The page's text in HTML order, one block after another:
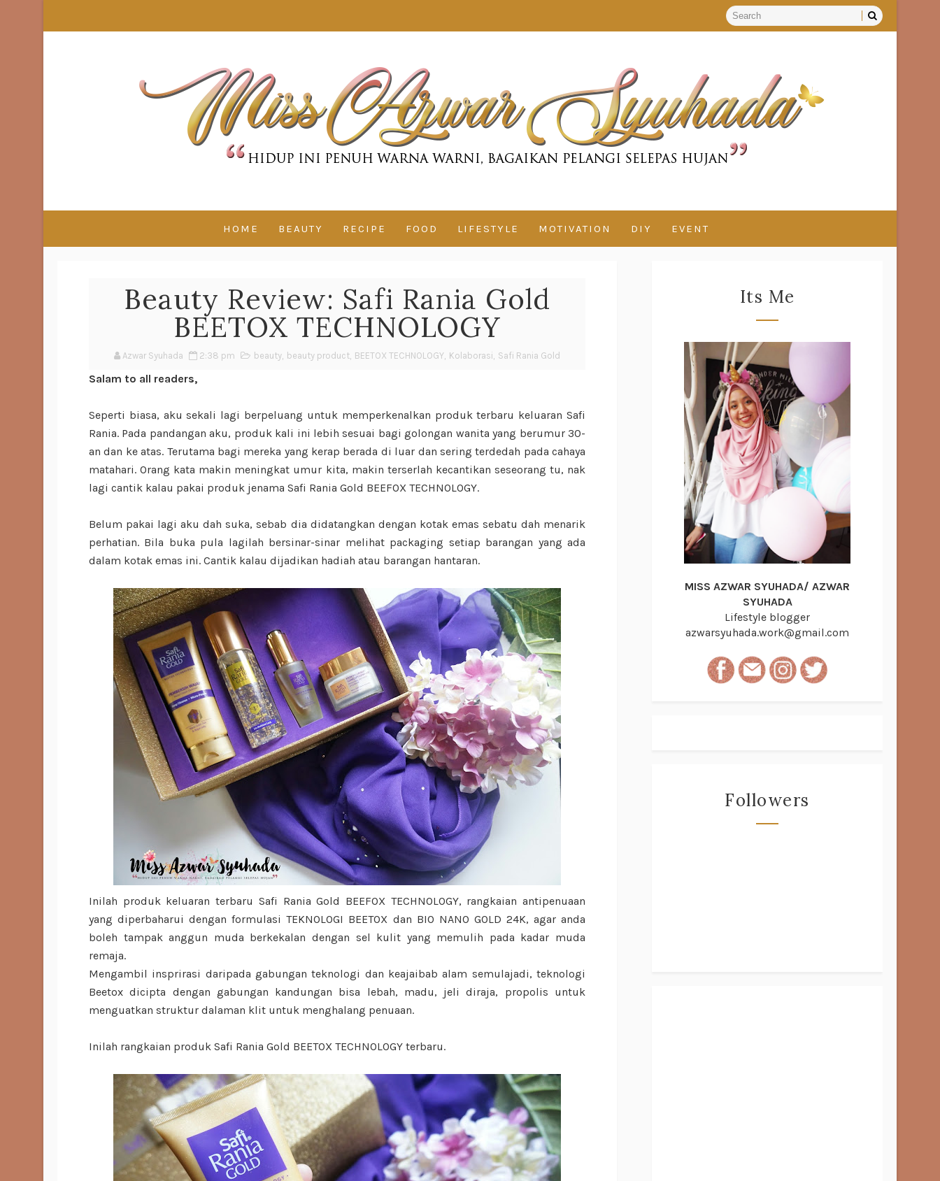
HOME BEAUTY RECIPE FOOD LIFESTYLE MOTIVATION DIY EVENT
Beauty Review: Safi Rania Gold
BEETOX TECHNOLOGY
Azwar Syuhada 2:38 pm beauty, beauty product, BEETOX TECHNOLOGY, Kolaborasi, Safi Rania Gold
Salam to all readers,
Seperti biasa, aku sekali lagi berpeluang untuk memperkenalkan produk terbaru keluaran Safi
Rania. Pada pandangan aku, produk kali ini lebih sesuai bagi golongan wanita yang berumur 30-
an dan ke atas. Terutama bagi mereka yang kerap berada di luar dan sering terdedah pada cahaya
matahari. Orang kata makin meningkat umur kita, makin terserlah kecantikan seseorang tu, nak
lagi cantik kalau pakai produk jenama Safi Rania Gold BEEFOX TECHNOLOGY.
Belum pakai lagi aku dah suka, sebab dia didatangkan dengan kotak emas sebatu dah menarik
perhatian. Bila buka pula lagilah bersinar-sinar melihat packaging setiap barangan yang ada
dalam kotak emas ini. Cantik kalau dijadikan hadiah atau barangan hantaran.
Inilah produk keluaran terbaru Safi Rania Gold BEEFOX TECHNOLOGY, rangkaian antipenuaan
yang diperbaharui dengan formulasi TEKNOLOGI BEETOX dan BIO NANO GOLD 24K, agar anda
boleh tampak anggun muda berkekalan dengan sel kulit yang memulih pada kadar muda
remaja.
Mengambil insprirasi daripada gabungan teknologi dan keajaibab alam semulajadi, teknologi
Beetox dicipta dengan gabungan kandungan bisa lebah, madu, jeli diraja, propolis untuk
menguatkan struktur dalaman klit untuk menghalang penuaan.
Inilah rangkaian produk Safi Rania Gold BEETOX TECHNOLOGY terbaru.
Its Me
MISS AZWAR SYUHADA/ AZWAR
SYUHADA
Lifestyle blogger
azwarsyuhada.work@gmail.com
Followers